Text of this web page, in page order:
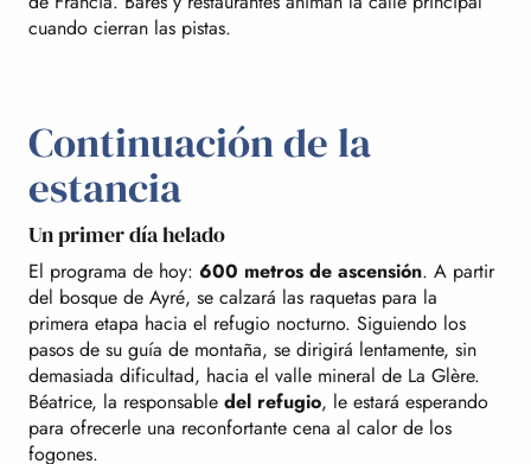
cuando cierran las pistas.
Continuación de la
estancia
Un primer día helado
El programa de hoy: 600 metros de ascensión. A partir
del bosque de Ayré, se calzará las raquetas para la
primera etapa hacia el refugio nocturno. Siguiendo los
pasos de su guía de montaña, se dirigirá lentamente, sin
demasiada dificultad, hacia el valle mineral de La Glère.
Béatrice, la responsable del refugio, le estará esperando
para ofrecerle una reconfortante cena al calor de los
fogones.